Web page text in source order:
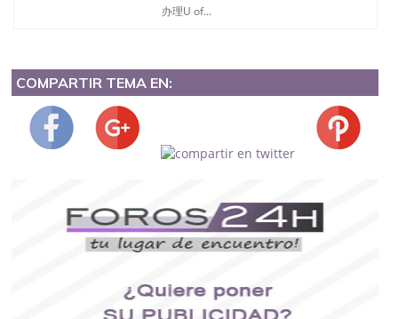
办理U of...
COMPARTIR TEMA EN: